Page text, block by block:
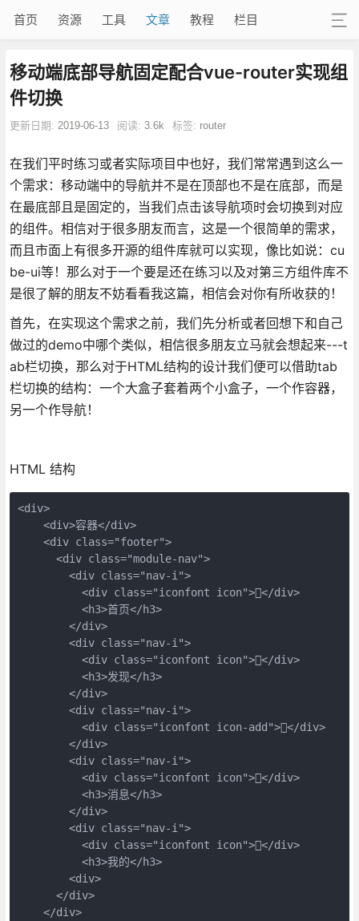
首页 资源 工具 文章 教程 栏目
移动端底部导航固定配合vue-router实现组
件切换
更新日期: 2019-06-13 阅读: 3.6k 标签: router
在我们平时练习或者实际项目中也好，我们常常遇到这么一
个需求：移动端中的导航并不是在顶部也不是在底部，而是
在最底部且是固定的，当我们点击该导航项时会切换到对应
的组件。相信对于很多朋友而言，这是一个很简单的需求，
而且市面上有很多开源的组件库就可以实现，像比如说：cu
be-ui等！那么对于一个要是还在练习以及对第三方组件库不
是很了解的朋友不妨看看我这篇，相信会对你有所收获的！
首先，在实现这个需求之前，我们先分析或者回想下和自己
做过的demo中哪个类似，相信很多朋友立马就会想起来---t
ab栏切换，那么对于HTML结构的设计我们便可以借助tab
栏切换的结构：一个大盒子套着两个小盒子，一个作容器，
另一个作导航！
HTML 结构
<div>
    <div>容器</div>
    <div class="footer">
      <div class="module-nav">
        <div class="nav-i">
          <div class="iconfont icon"></div>
          <h3>首页</h3>
        </div>
        <div class="nav-i">
          <div class="iconfont icon"></div>
          <h3>发现</h3>
        </div>
        <div class="nav-i">
          <div class="iconfont icon-add"></div>
        </div>
        <div class="nav-i">
          <div class="iconfont icon"></div>
          <h3>消息</h3>
        </div>
        <div class="nav-i">
          <div class="iconfont icon"></div>
          <h3>我的</h3>
        <div>
      </div>
    </div>